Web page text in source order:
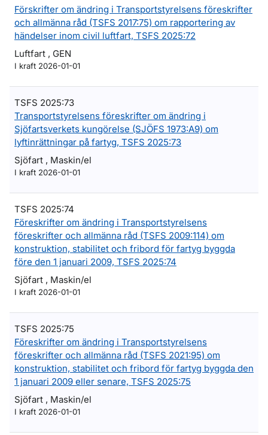
Förskrifter om ändring i Transportstyrelsens föreskrifter
och allmänna råd (TSFS 2017:75) om rapportering av
händelser inom civil luftfart, TSFS 2025:72
Luftfart , GEN
I kraft 2026-01-01
TSFS 2025:73
Transportstyrelsens föreskrifter om ändring i
Sjöfartsverkets kungörelse (SJÖFS 1973:A9) om
lyftinrättningar på fartyg, TSFS 2025:73
Sjöfart , Maskin/el
I kraft 2026-01-01
TSFS 2025:74
Föreskrifter om ändring i Transportstyrelsens
föreskrifter och allmänna råd (TSFS 2009:114) om
konstruktion, stabilitet och fribord för fartyg byggda
före den 1 januari 2009, TSFS 2025:74
Sjöfart , Maskin/el
I kraft 2026-01-01
TSFS 2025:75
Föreskrifter om ändring i Transportstyrelsens
föreskrifter och allmänna råd (TSFS 2021:95) om
konstruktion, stabilitet och fribord för fartyg byggda den
1 januari 2009 eller senare, TSFS 2025:75
Sjöfart , Maskin/el
I kraft 2026-01-01